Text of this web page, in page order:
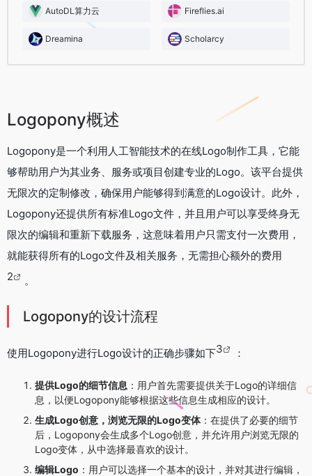
AutoDL算力云 Fireflies.ai
Dreamina Scholarcy
Logopony概述
Logopony是一个利用人工智能技术的在线Logo制作工具，它能
够帮助用户为其业务、服务或项目创建专业的Logo。该平台提供
无限次的定制修改，确保用户能够得到满意的Logo设计。此外，
Logopony还提供所有标准Logo文件，并且用户可以享受终身无
限次的编辑和重新下载服务，这意味着用户只需支付一次费用，
就能获得所有的Logo文件及相关服务，无需担心额外的费用
2
。
Logopony的设计流程
使用Logopony进行Logo设计的正确步骤如下3 ：
提供Logo的细节信息 ：用户首先需要提供关于Logo的详细信
息，以便Logopony能够根据这些信息生成相应的设计。
生成Logo创意，浏览无限的Logo变体：在提供了必要的细节
后，Logopony会生成多个Logo创意，并允许用户浏览无限的
Logo变体，从中选择最喜欢的设计。
编辑Logo ：用户可以选择一个基本的设计，并对其进行编辑，